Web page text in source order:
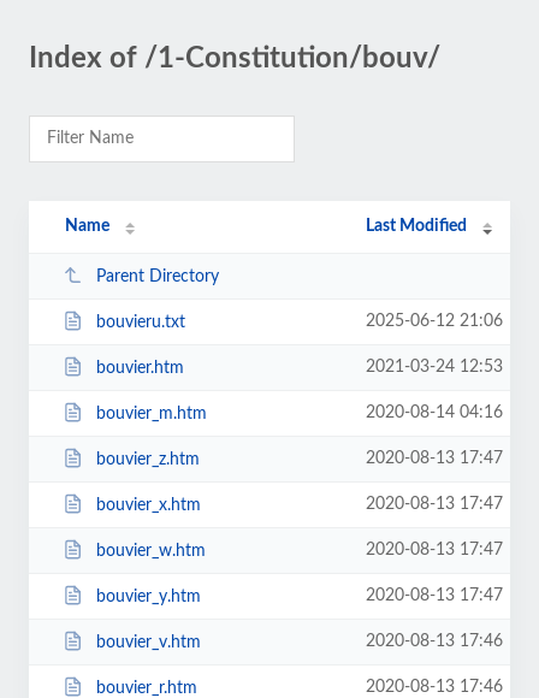
Index of /1-Constitution/bouv/
Name Last Modified
Parent Directory
bouvieru.txt 2025-06-12 21:06
bouvier.htm 2021-03-24 12:53
bouvier_m.htm 2020-08-14 04:16
bouvier_z.htm 2020-08-13 17:47
bouvier_x.htm 2020-08-13 17:47
bouvier_w.htm 2020-08-13 17:47
bouvier_y.htm 2020-08-13 17:47
bouvier_v.htm 2020-08-13 17:46
bouvier_r.htm 2020-08-13 17:46